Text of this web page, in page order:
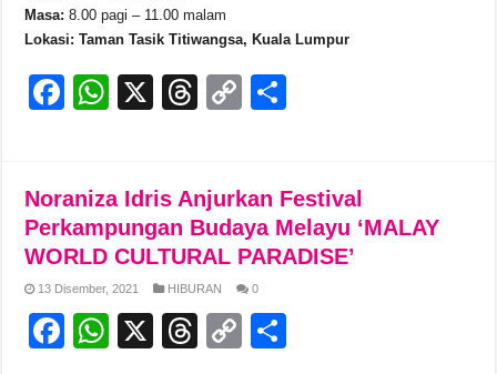
Masa: 8.00 pagi – 11.00 malam
Lokasi: Taman Tasik Titiwangsa, Kuala Lumpur
F
e
b
o
o
k
W
s
A
p
p
X
T
a
d
s
C
y
Li
n
k
e
Noraniza Idris Anjurkan Festival
Perkampungan Budaya Melayu ‘MALAY
WORLD CULTURAL PARADISE’
13 Disember, 2021 HIBURAN 0
F
W
X
T
C